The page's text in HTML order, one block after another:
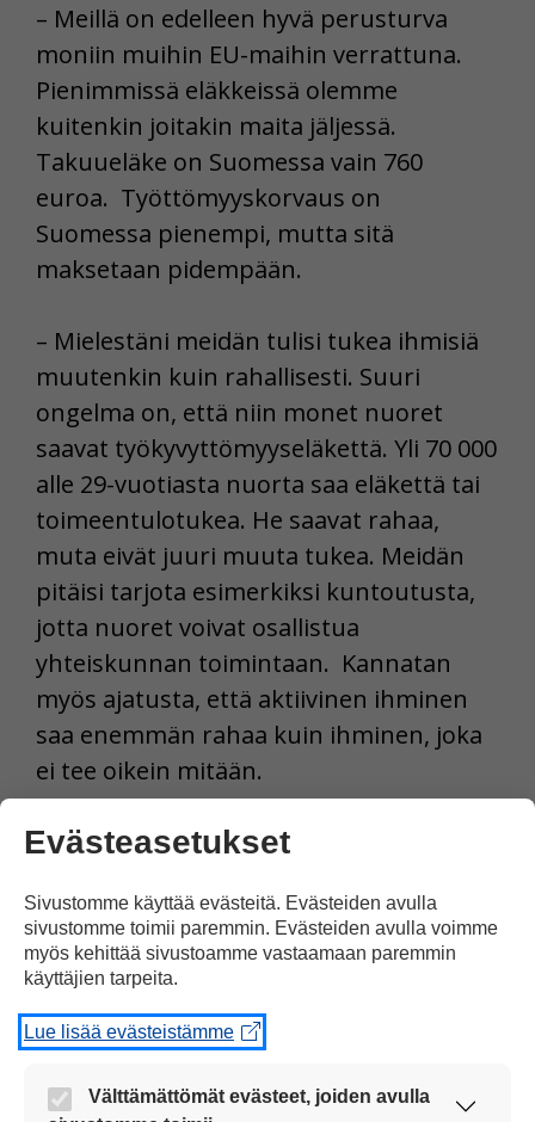
– Meillä on edelleen hyvä perusturva
moniin muihin EU-maihin verrattuna.
Pienimmissä eläkkeissä olemme
kuitenkin joitakin maita jäljessä.
Takuueläke on Suomessa vain 760
euroa. Työttömyyskorvaus on
Suomessa pienempi, mutta sitä
maksetaan pidempään.
– Mielestäni meidän tulisi tukea ihmisiä
muutenkin kuin rahallisesti. Suuri
ongelma on, että niin monet nuoret
saavat työkyvyttömyyseläkettä. Yli 70 000
alle 29-vuotiasta nuorta saa eläkettä tai
toimeentulotukea. He saavat rahaa,
muta eivät juuri muuta tukea. Meidän
pitäisi tarjota esimerkiksi kuntoutusta,
jotta nuoret voivat osallistua
yhteiskunnan toimintaan. Kannatan
myös ajatusta, että aktiivinen ihminen
saa enemmän rahaa kuin ihminen, joka
ei tee oikein mitään.
Tulosta uutinen
Jaa Facebookissa
Evästeasetukset
Sivustomme käyttää evästeitä. Evästeiden avulla
sivustomme toimii paremmin. Evästeiden avulla voimme
myös kehittää sivustoamme vastaamaan paremmin
käyttäjien tarpeita.
Lue lisää evästeistämme
Välttämättömät evästeet, joiden avulla